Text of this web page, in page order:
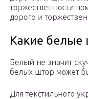
торжественности
дорого и
Какие белые
Белый не значит
белых штор может
Для текстильного